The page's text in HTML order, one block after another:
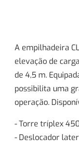
A empilhadeira
elevação de
de 4,5 m.
possibilita uma
operação.
- Torre tríplex
- Deslocador